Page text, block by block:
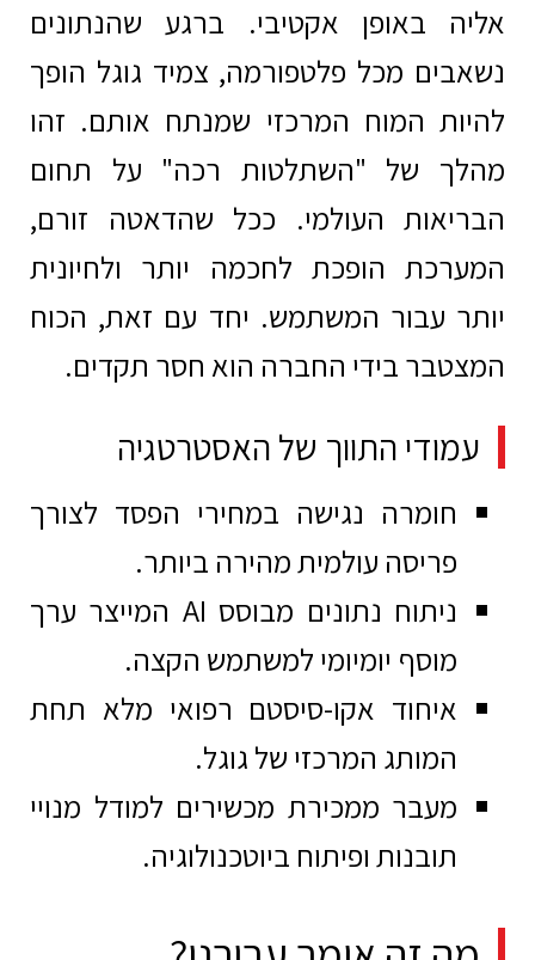
אליה באופן אקטיבי. ברגע שהנתונים
נשאבים מכל פלטפורמה, צמיד גוגל הופך
להיות המוח המרכזי שמנתח אותם. זהו
מהלך של "השתלטות רכה" על תחום
הבריאות העולמי. ככל שהדאטה זורם,
המערכת הופכת לחכמה יותר ולחיונית
יותר עבור המשתמש. יחד עם זאת, הכוח
המצטבר בידי החברה הוא חסר תקדים.
עמודי התווך של האסטרטגיה
חומרה נגישה במחירי הפסד לצורך
פריסה עולמית מהירה ביותר.
ניתוח נתונים מבוסס AI המייצר ערך
מוסף יומיומי למשתמש הקצה.
איחוד אקו-סיסטם רפואי מלא תחת
המותג המרכזי של גוגל.
מעבר ממכירת מכשירים למודל מנויי
תובנות ופיתוח ביוטכנולוגיה.